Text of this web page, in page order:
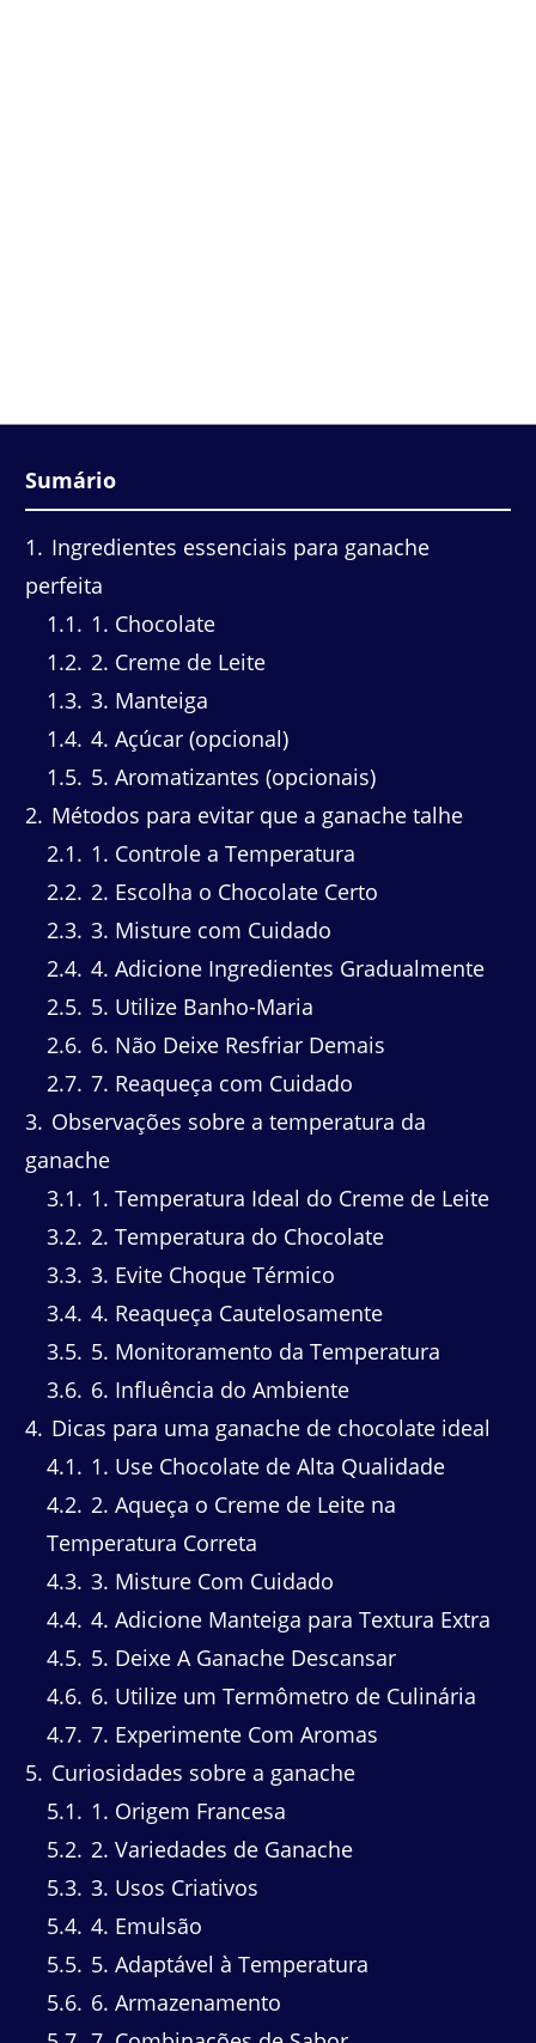
Sumário
1
Ingredientes essenciais para ganache
perfeita
1.1
1. Chocolate
1.2 2. Creme de Leite
1.3 3. Manteiga
1.4 4. Açúcar (opcional)
1.5 5. Aromatizantes (opcionais)
2 Métodos para evitar que a ganache talhe
2.1
1. Controle a Temperatura
2.2 2. Escolha o Chocolate Certo
2.3 3. Misture com Cuidado
2.4 4. Adicione Ingredientes Gradualmente
2.5 5. Utilize Banho-Maria
2.6 6. Não Deixe Resfriar Demais
2.7 7. Reaqueça com Cuidado
3 Observações sobre a temperatura da
ganache
3.1
1. Temperatura Ideal do Creme de Leite
3.2 2. Temperatura do Chocolate
3.3 3. Evite Choque Térmico
3.4 4. Reaqueça Cautelosamente
3.5 5. Monitoramento da Temperatura
3.6 6. Influência do Ambiente
4 Dicas para uma ganache de chocolate ideal
4.1
1. Use Chocolate de Alta Qualidade
4.2 2. Aqueça o Creme de Leite na
Temperatura Correta
4.3 3. Misture Com Cuidado
4.4 4. Adicione Manteiga para Textura Extra
4.5 5. Deixe A Ganache Descansar
4.6 6. Utilize um Termômetro de Culinária
4.7 7. Experimente Com Aromas
5 Curiosidades sobre a ganache
5.1
1. Origem Francesa
5.2 2. Variedades de Ganache
5.3 3. Usos Criativos
5.4 4. Emulsão
5.5 5. Adaptável à Temperatura
5.6 6. Armazenamento